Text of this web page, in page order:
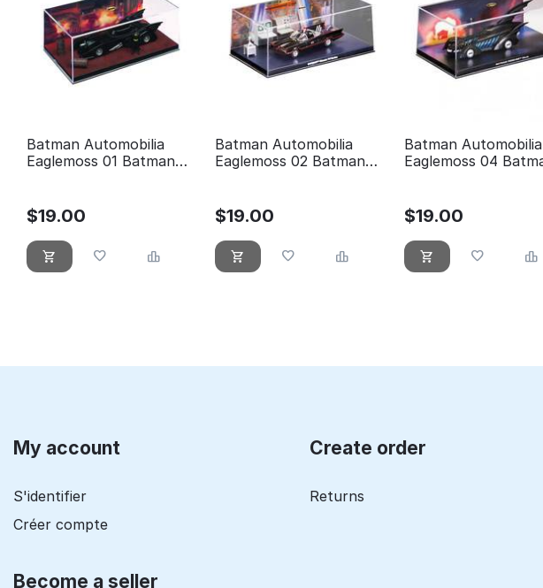
Batman Automobilia
Eaglemoss 01 Batman
$19.00
Batman Automobilia
Eaglemoss 02 Batman
$19.00
Batman Automobilia
Eaglemoss 04 Batman
$19.00
My account
S'identifier
Créer compte
Become a seller
Create order
Returns